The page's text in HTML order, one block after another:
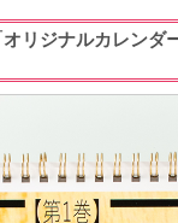
リジナルカレンダ